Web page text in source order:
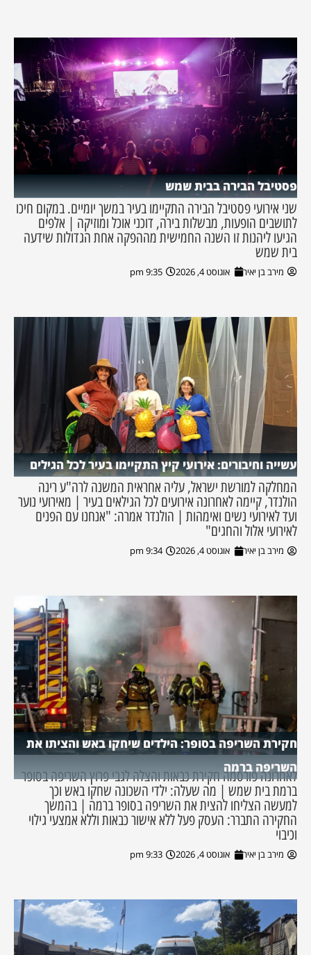
פסטיבל הבירה בבית שמש
שני אירועי פסטיבל הבירה התקיימו בעיר במשך יומיים. במקום חיכו
לתושבים הופעות, מבשלות בירה, דוכני אוכל ומוזיקה | אלפים
הגיעו ליהנות זו השנה החמישית מההפקה אחת הגדולות שידעה
בית שמש
מירב בן יאיר אוגוסט 4, 2026 9:35 pm
עשייה וחיבורים: אירועי קיץ התקיימו בעיר לכל הגילים
המחלקה למורשת ישראל, עליה אחראית המשנה לרה"ע רינה
הולנדר, קיימה לאחרונה אירועים לכל הגילאים בעיר | מאירועי נוער
ועד לאירועי נשים ואימהות | הולנדר אמרה: "אנחנו עם הפנים
לאירועי אלול והחגים"
מירב בן יאיר אוגוסט 4, 2026 9:34 pm
חקירת השריפה בסופר: הילדים שיחקו באש והציתו את
השריפה ברמה
לאחרונה פורסמה חקירת כבאות והצלה לגבי פרוץ השריפה בסופר
ברמת בית שמש | מה שעלה: ילדי השכונה שחקו באש וכך
למעשה הצליחו להצית את השריפה בסופר ברמה | בהמשך
החקירה התברר: העסק פעל ללא אישור כבאות וללא אמצעי גילוי
וכיבוי
מירב בן יאיר אוגוסט 4, 2026 9:33 pm